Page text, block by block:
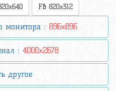
FB 820x312
монитора : 896x896
: 4000x2678
другое